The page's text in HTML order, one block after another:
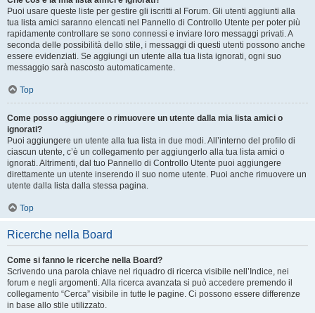
Puoi usare queste liste per gestire gli iscritti al Forum. Gli utenti aggiunti alla
tua lista amici saranno elencati nel Pannello di Controllo Utente per poter più
rapidamente controllare se sono connessi e inviare loro messaggi privati. A
seconda delle possibilità dello stile, i messaggi di questi utenti possono anche
essere evidenziati. Se aggiungi un utente alla tua lista ignorati, ogni suo
messaggio sarà nascosto automaticamente.
Top
Come posso aggiungere o rimuovere un utente dalla mia lista amici o
ignorati?
Puoi aggiungere un utente alla tua lista in due modi. All’interno del profilo di
ciascun utente, c’è un collegamento per aggiungerlo alla tua lista amici o
ignorati. Altrimenti, dal tuo Pannello di Controllo Utente puoi aggiungere
direttamente un utente inserendo il suo nome utente. Puoi anche rimuovere un
utente dalla lista dalla stessa pagina.
Top
Ricerche nella Board
Come si fanno le ricerche nella Board?
Scrivendo una parola chiave nel riquadro di ricerca visibile nell’Indice, nei
forum e negli argomenti. Alla ricerca avanzata si può accedere premendo il
collegamento “Cerca” visibile in tutte le pagine. Ci possono essere differenze
in base allo stile utilizzato.